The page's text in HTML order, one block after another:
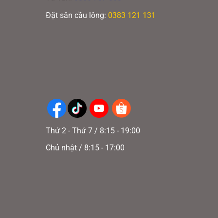
lấy
được
Các
trên
trang
sản
phẩm
Đặt sân cầu lông: 0383 121 131
Thứ 2 - Thứ 7 / 8:15 - 19:00
Chủ nhật / 8:15 - 17:00